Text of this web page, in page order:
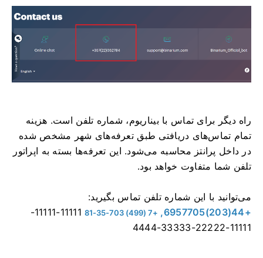
راه دیگر برای تماس با بیناریوم، شماره تلفن است. هزینه
تمام تماس‌های دریافتی طبق تعرفه‌های شهر مشخص شده
در داخل پرانتز محاسبه می‌شود. این تعرفه‌ها بسته به اپراتور
تلفن شما متفاوت خواهد بود.
می‌توانید با این شماره تلفن تماس بگیرید:
+44(203)6957705,
+7 (499) 703-35-81
11111-11111-
11111-22222-33333-4444